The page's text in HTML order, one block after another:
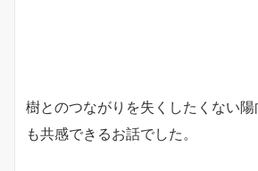
樹とのつながりを失くしたくない
も共感できるお話でした。